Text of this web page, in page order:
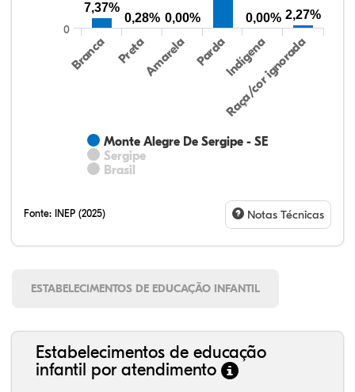
Monte Alegre De Sergipe - SE
Sergipe
Brasil
Branca PretaAmarela PardaIndígena
Raça/cor ignorada
0
7,37%
0,28% 0,00% 0,00% 2,27%
Fonte: INEP (2025) Notas Técnicas
ESTABELECIMENTOS DE EDUCAÇÃO INFANTIL
Estabelecimentos de educação
infantil por atendimento